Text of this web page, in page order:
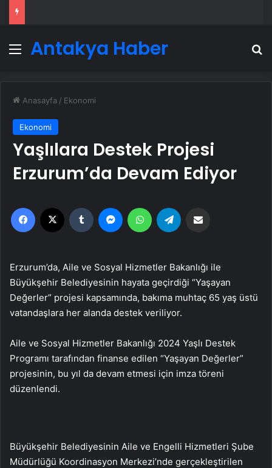
Menü
Antakya Haber
Anasayfa / Ekonomi
Ekonomi
Yaşlılara Destek Projesi
Erzurum’da Devam Ediyor
Facebook Tumblr MessengerWhatsApp
Erzurum’da, Aile ve Sosyal Hizmetler Bakanlığı ile
Büyükşehir Belediyesinin hayata geçirdiği “Yaşayan
Değerler” projesi kapsamında, bakıma muhtaç 65 yaş üstü
vatandaşlara her alanda destek veriliyor.
Aile ve Sosyal Hizmetler Bakanlığı 2024 Yaşlı Destek
Programı tarafından finanse edilen “Yaşayan Değerler”
projesinin, bu yıl da devam etmesi için imza töreni
düzenlendi.
Büyükşehir Belediyesinin Aile ve Engelli Hizmetleri Şube
Müdürlüğü Koordinasyon Merkezi’nde gerçekleştirilen